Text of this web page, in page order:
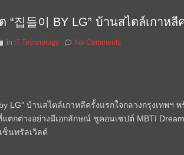
집들이 BY LG” บ้านสไตล์เกาหลี
in IT Technology No Comments
LG” บ้านสไตล์เกาหลีครั้งแรกใจกลางกรุงเทพฯ
ตกต่างอย่างมีเอกลักษณ์ ชูคอนเซปต์ MBTI
นทรัลเวิลด์